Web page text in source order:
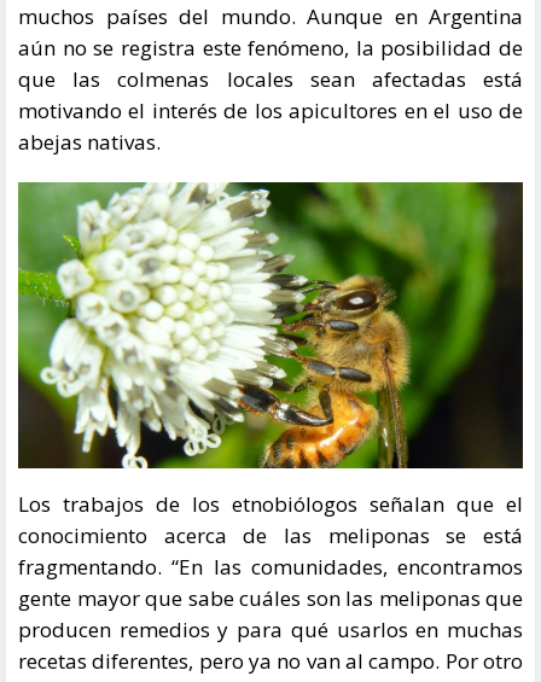
muchos países del mundo. Aunque en Argentina
aún no se registra este fenómeno, la posibilidad de
que las colmenas locales sean afectadas está
motivando el interés de los apicultores en el uso de
abejas nativas.
Los trabajos de los etnobiólogos señalan que el
conocimiento acerca de las meliponas se está
fragmentando. “En las comunidades, encontramos
gente mayor que sabe cuáles son las meliponas que
producen remedios y para qué usarlos en muchas
recetas diferentes, pero ya no van al campo. Por otro